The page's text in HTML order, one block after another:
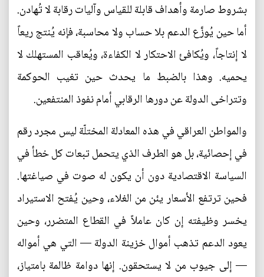
بشروط صارمة وأهداف قابلة للقياس وآليات رقابة لا تُهادن.
أما حين يُوزَّع الدعم بلا حساب ولا محاسبة، فإنه يُنتج ريعاً
لا إنتاجاً، ويُكافئ الاحتكار لا الكفاءة، ويُعاقب المستهلك لا
يحميه. وهذا بالضبط ما يحدث حين تغيب الحوكمة
وتتراخى الدولة عن دورها الرقابي أمام نفوذ المنتفعين.
والمواطن العراقي في هذه المعادلة المختلّة ليس مجرد رقم
في إحصائية، بل هو الطرف الذي يتحمل تبعات كل خطأ في
السياسة الاقتصادية دون أن يكون له صوت في صياغتها.
فحين ترتفع الأسعار يئن من الغلاء، وحين يُفتح الاستيراد
يخسر وظيفته إن كان عاملاً في القطاع المتضرر، وحين
يعود الدعم تذهب أموال خزينة الدولة — التي هي أمواله
— إلى جيوب من لا يستحقون. إنها دوامة ظالمة بامتياز،